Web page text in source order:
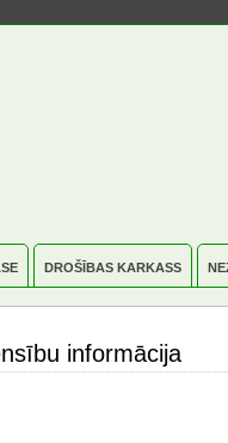
DROŠĪBAS KARKASS
informācija